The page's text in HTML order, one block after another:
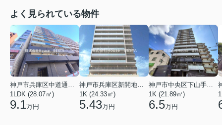
よく見られている物件
1LDK (28.07㎡)
9.1万円
1K (24.33㎡)
5.43万円
1K (21.89㎡)
6.5万円